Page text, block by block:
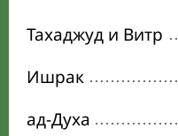
Тахаджуд и Витр
Ишрак
ад-Духа